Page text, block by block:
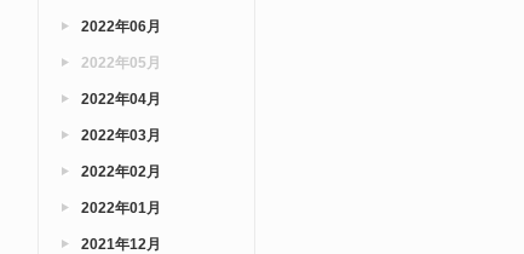
2022年06月
2022年05月
2022年04月
2022年03月
2022年02月
2022年01月
2021年12月